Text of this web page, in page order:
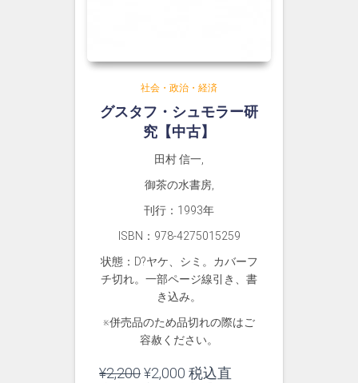
社会・政治・経済
グスタフ・シュモラー研
究【中古】
田村 信一,
御茶の水書房,
刊行：1993年
ISBN：978-4275015259
状態：D?ヤケ、シミ。カバーフ
チ切れ。一部ページ線引き、書
き込み。
※併売品のため品切れの際はご
容赦ください。
¥2,200元
¥2,000 現
税込直